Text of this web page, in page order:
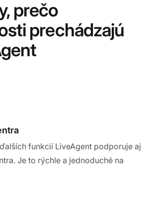
prečo
prechádzajú
funkcií LiveAgent podporuje aj
Je to rýchle a jednoduché na